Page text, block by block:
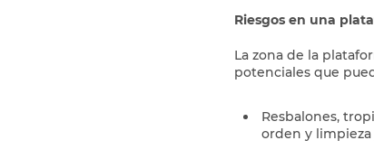
Riesgos en una
La zona de la
potenciales que
Resbalones,
orden y